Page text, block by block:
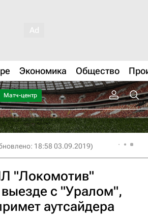
Экономика Общество
Матч-центр
18:58 03.09.2019)
"Локомотив"
выезде с "Уралом",
аутсайдера